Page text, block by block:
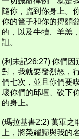
隨你，臨到你身上。
你的筐子和你的摶麵
的，以及牛犢、羊羔
詛。
(利未記26:27) 你們因
對，我就要發烈怒，
們七次，並且你們要
壞你們的邱壇、砍下
的身上。
(瑪拉基書2:2) 萬軍之
上，將榮耀歸與我的